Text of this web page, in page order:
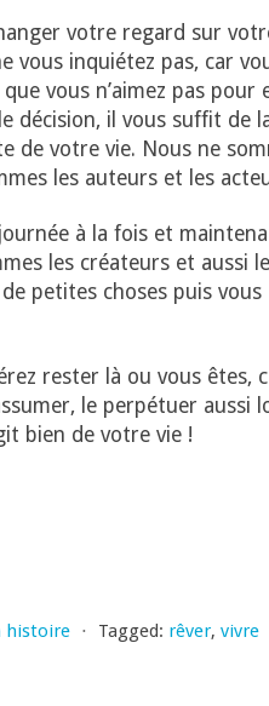
votre regard sur
vous inquiétez pas, car
vous n’aimez pas pour
décision, il vous suffit de
de votre vie. Nous ne
les auteurs et les
à la fois et
les créateurs et aussi
petites choses puis
rester là ou vous êtes,
le perpétuer aussi
bien de votre vie !
histoire ⋅ Tagged: rêver, vivre